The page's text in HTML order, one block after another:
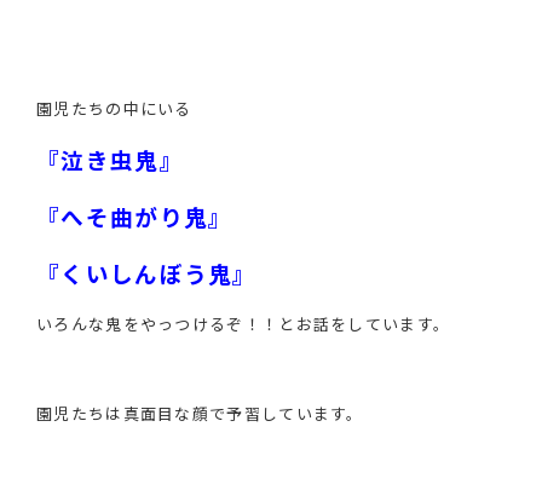
園児たちの中にいる
『泣き虫鬼』
『へそ曲がり鬼』
『くいしんぼう鬼』
いろんな鬼をやっつけるぞ！！とお話をしています。
園児たちは真面目な顔で予習しています。